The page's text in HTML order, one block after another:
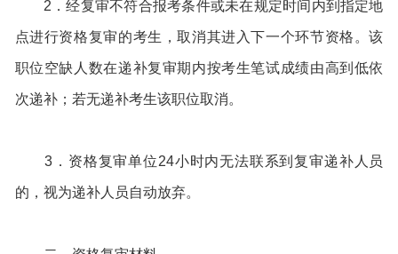
2．经复审不符合报考条件或未在规定时间内到指定地
点进行资格复审的考生，取消其进入下一个环节资格。该
职位空缺人数在递补复审期内按考生笔试成绩由高到低依
次递补；若无递补考生该职位取消。
3．资格复审单位24小时内无法联系到复审递补人员
的，视为递补人员自动放弃。